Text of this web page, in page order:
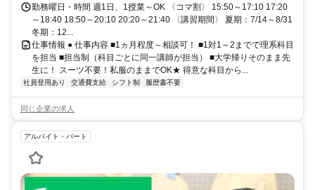
勤務曜日・時間 週1日、1授業～OK 〈コマ割〉 15:50～17:10 17:20
～18:40 18:50～20:10 20:20～21:40 〈講習期間〉 夏期：7/14～8/31
冬期：12...
仕事情報 ● 仕事内容 ■1ヵ月程度～相談可！ ■1対1～2までで理系科目
を担当 ■担当制（科目ごとに同一講師が担当） ■大学帰りそのまま先
生に！ スーツ不要！私服のままでOK★ 得意な科目から...
社員登用あり 交通費支給 シフト制 履歴書不要
同じ企業の求人
アルバイト・パート